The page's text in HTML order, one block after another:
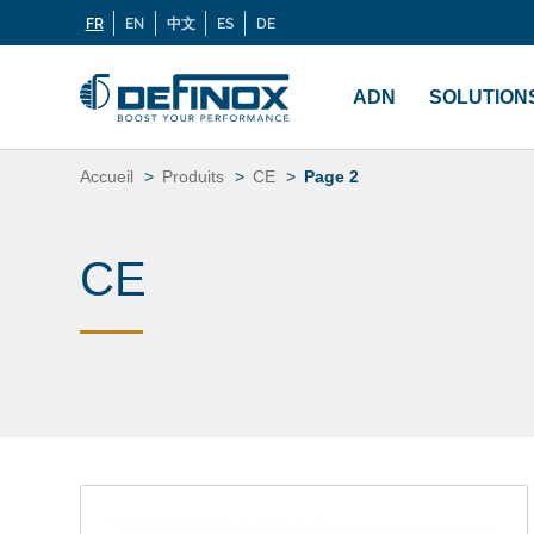
Langues
FR EN 中文 ES DE
Aller
au
contenu
principal
ADN
Si vous recherchez une documentation, cliquez
Accueil Produits CE Page 2
CE